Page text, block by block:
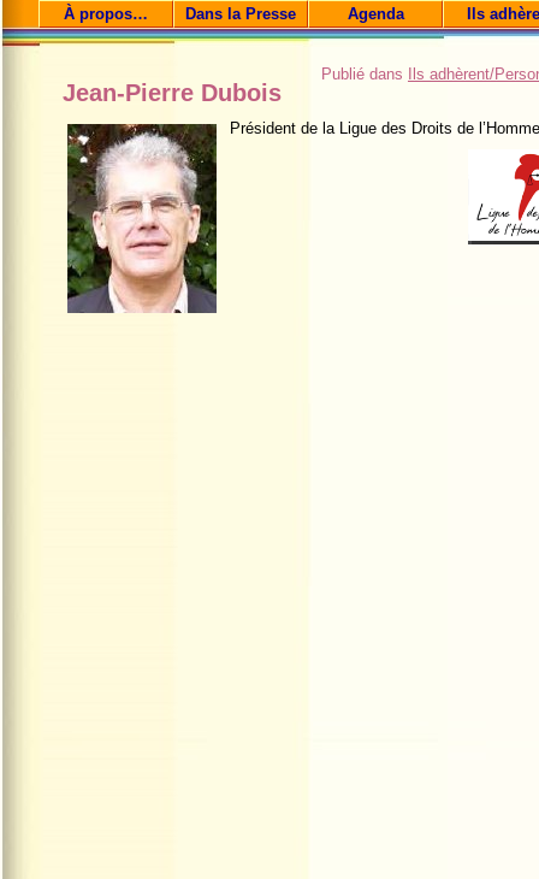
À propos… Dans la Presse Agenda Ils
Publié dans Ils adhèrent/
Jean-Pierre Dubois
Président de la Ligue des Droits de